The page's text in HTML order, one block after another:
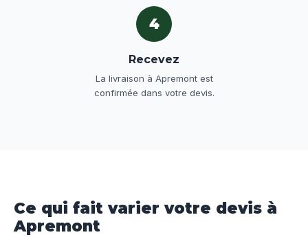
4
Recevez
La livraison à Apremont est
confirmée dans votre devis.
Ce qui fait varier votre devis à
Apremont